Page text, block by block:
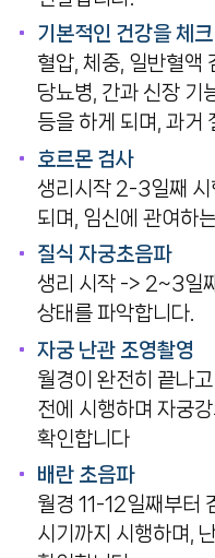
반복착상실패
다낭성 난소증후군
남성난임
난임바로알기
주사안내
기본적인 건강을 체크
혈압, 체중, 일반혈액
당뇨병, 간과 신장 기
등을 하게 되며, 과거
호르몬 검사
생리시작 2-3일째 시
되며, 임신에 관여하
질식 자궁초음파
생리 시작 -> 2~3일
상태를 파악합니다.
자궁 난관 조영촬영
월경이 완전히 끝나
전에 시행하며 자궁
확인합니다
배란 초음파
월경 11-12일째부터
시기까지 시행하며,